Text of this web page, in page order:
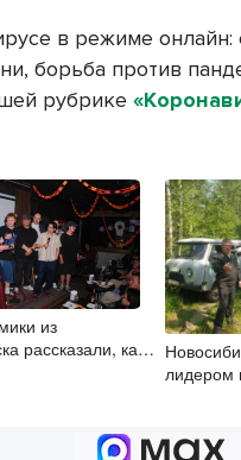
в режиме онлайн:
борьба против
рубрике
из
рассказали, как
лидером